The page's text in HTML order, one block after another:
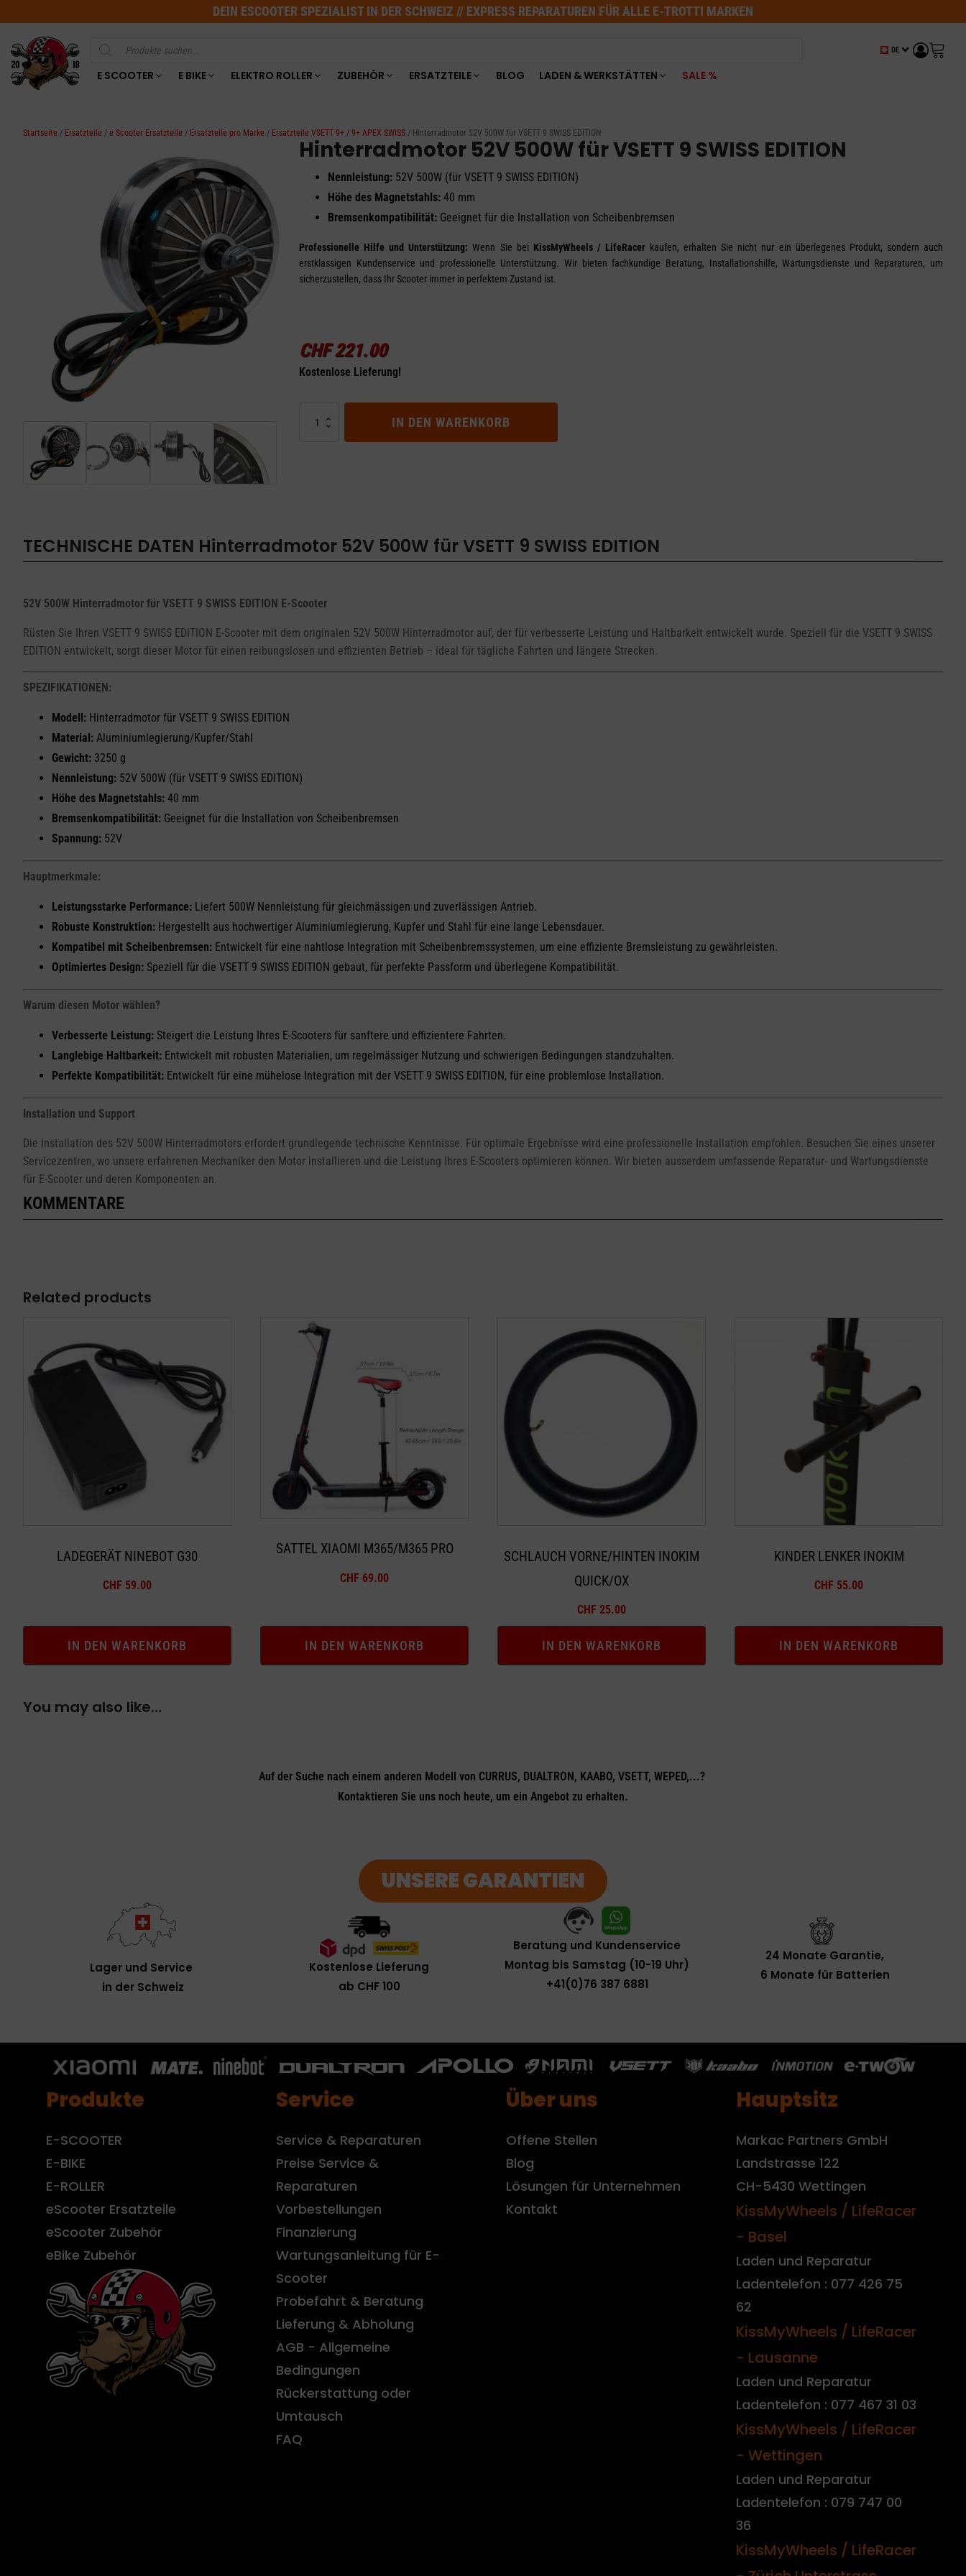
DEIN ESCOOTER SPEZIALIST IN DER SCHWEIZ // EXPRESS REPARATUREN FÜR ALLE E-TROTTI MARKEN
Products
DE
E SCOOTER E BIKE ELEKTRO ROLLER ZUBEHÖR ERSATZTEILE BLOG LADEN & WERKSTÄTTEN SALE %
Startseite / Ersatzteile / e Scooter Ersatzteile / Ersatzteile pro Marke / Ersatzteile VSETT 9+ / 9+ APEX SWISS / Hinterradmotor 52V 500W für VSETT 9 SWISS EDITION
Hinterradmotor 52V 500W für VSETT 9 SWISS EDITION
Nennleistung: 52V 500W (für VSETT 9 SWISS EDITION)
Höhe des Magnetstahls: 40 mm
Bremsenkompatibilität: Geeignet für die Installation von Scheibenbremsen
Professionelle Hilfe und Unterstützung: Wenn Sie bei KissMyWheels / LifeRacerkaufen, erhalten Sie nicht nur ein überlegenes Produkt, sondern auch
erstklassigen Kundenservice und professionelle Unterstützung. Wir bieten fachkundige Beratung, Installationshilfe, Wartungsdienste und Reparaturen, um
sicherzustellen, dass Ihr Scooter immer in perfektem Zustand ist.
CHF221.00
Kostenlose Lieferung!
Hinterradmotor
IN DEN WARENKORB
TECHNISCHE DATEN Hinterradmotor 52V 500W für VSETT 9 SWISS EDITION
52V 500W Hinterradmotor für VSETT 9 SWISS EDITION E-Scooter
Rüsten Sie Ihren VSETT 9 SWISS EDITION E-Scooter mit dem originalen 52V 500W Hinterradmotor auf, der für verbesserte Leistung und Haltbarkeit entwickelt wurde. Speziell für die VSETT 9 SWISS
EDITION entwickelt, sorgt dieser Motor für einen reibungslosen und effizienten Betrieb – ideal für tägliche Fahrten und längere Strecken.
SPEZIFIKATIONEN:
Modell: Hinterradmotor für VSETT 9 SWISS EDITION
Material: Aluminiumlegierung/Kupfer/Stahl
Gewicht: 3250 g
Nennleistung: 52V 500W (für VSETT 9 SWISS EDITION)
Höhe des Magnetstahls: 40 mm
Bremsenkompatibilität: Geeignet für die Installation von Scheibenbremsen
Spannung: 52V
Hauptmerkmale:
Leistungsstarke Performance: Liefert 500W Nennleistung für gleichmässigen und zuverlässigen Antrieb.
Robuste Konstruktion: Hergestellt aus hochwertiger Aluminiumlegierung, Kupfer und Stahl für eine lange Lebensdauer.
Kompatibel mit Scheibenbremsen: Entwickelt für eine nahtlose Integration mit Scheibenbremssystemen, um eine effiziente Bremsleistung zu gewährleisten.
Optimiertes Design: Speziell für die VSETT 9 SWISS EDITION gebaut, für perfekte Passform und überlegene Kompatibilität.
Warum diesen Motor wählen?
Verbesserte Leistung: Steigert die Leistung Ihres E-Scooters für sanftere und effizientere Fahrten.
Langlebige Haltbarkeit: Entwickelt mit robusten Materialien, um regelmässiger Nutzung und schwierigen Bedingungen standzuhalten.
Perfekte Kompatibilität: Entwickelt für eine mühelose Integration mit der VSETT 9 SWISS EDITION, für eine problemlose Installation.
Installation und Support
Die Installation des 52V 500W Hinterradmotors erfordert grundlegende technische Kenntnisse. Für optimale Ergebnisse wird eine professionelle Installation empfohlen. Besuchen Sie eines unserer
Servicezentren, wo unsere erfahrenen Mechaniker den Motor installieren und die Leistung Ihres E-Scooters optimieren können. Wir bieten ausserdem umfassende Reparatur- und Wartungsdienste
für E-Scooter und deren Komponenten an.
KOMMENTARE
Related products
LADEGERÄT NINEBOT G30
CHF 59.00
IN DEN WARENKORB
SATTEL XIAOMI M365/M365 PRO
CHF 69.00
IN DEN WARENKORB
SCHLAUCH VORNE/HINTEN INOKIM
QUICK/OX
CHF 25.00
IN DEN WARENKORB
KINDER LENKER INOKIM
CHF 55.00
IN DEN WARENKORB
You may also like…
Auf der Suche nach einem anderen Modell von CURRUS, DUALTRON, KAABO, VSETT, WEPED,...?
Kontaktieren Sie uns noch heute, um ein Angebot zu erhalten.
UNSERE GARANTIEN
Lager und Service
in der Schweiz
Kostenlose Lieferung
ab CHF 100
Beratung und Kundenservice
Montag bis Samstag (10-19 Uhr)
+41(0)76 387 6881
24 Monate Garantie,
6 Monate für Batterien
Produkte
E-SCOOTER
E-BIKE
E-ROLLER
eScooter Ersatzteile
eScooter Zubehör
eBike Zubehör
Service
Service & Reparaturen
Preise Service &
Reparaturen
Vorbestellungen
Finanzierung
Wartungsanleitung für E-
Scooter
Probefahrt & Beratung
Lieferung & Abholung
AGB - Allgemeine
Bedingungen
Rückerstattung oder
Umtausch
FAQ
Über uns
Offene Stellen
Blog
Lösungen für Unternehmen
Kontakt
Hauptsitz
Markac Partners GmbH
Landstrasse 122
CH-5430 Wettingen
KissMyWheels / LifeRacer
- Basel
Laden und Reparatur
Ladentelefon : 077 426 75
62
KissMyWheels / LifeRacer
- Lausanne
Laden und Reparatur
Ladentelefon : 077 467 31 03
KissMyWheels / LifeRacer
- Wettingen
Laden und Reparatur
Ladentelefon : 079 747 00
36
KissMyWheels / LifeRacer